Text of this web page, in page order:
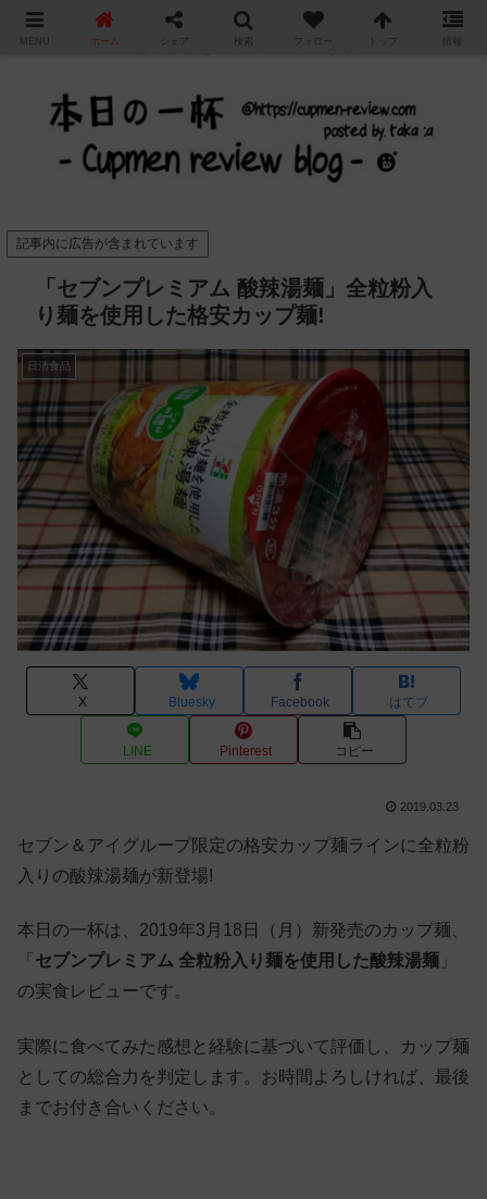
カップ麺の新商品をレビュー / アレンジするブログ
記事内に広告が含まれています
「セブンプレミアム 酸辣湯麺」全粒粉入
り麺を使用した格安カップ麺!
日清食品
X Bluesky Facebook はてブ
LINE Pinterest コピー
2019.03.23
セブン＆アイグループ限定の格安カップ麺ラインに全粒粉
入りの酸辣湯麺が新登場!
本日の一杯は、2019年3月18日（月）新発売のカップ麺、
「 セブンプレミアム 全粒粉入り麺を使用した酸辣湯麺 」
の実食レビューです。
実際に食べてみた感想と経験に基づいて評価し、カップ麺
としての総合力を判定します。お時間よろしければ、最後
までお付き合いください。
MENU ホーム シェア 検索 フォロー トップ 情報